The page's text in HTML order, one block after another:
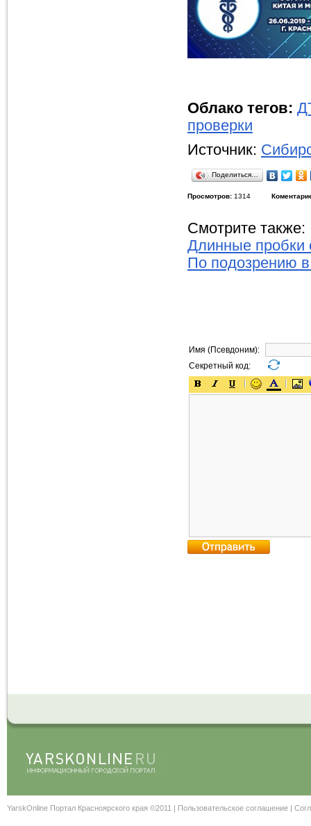
Облако тегов:
проверки
Источник:
Поделиться…
Просмотров: 1314
Смотрите также:
Длинные пробки
По подозрению в
Имя (Псевдоним):
Секретный код:
YarskOnline Портал Красноярского края ©2011 | Пользовательское соглашение |